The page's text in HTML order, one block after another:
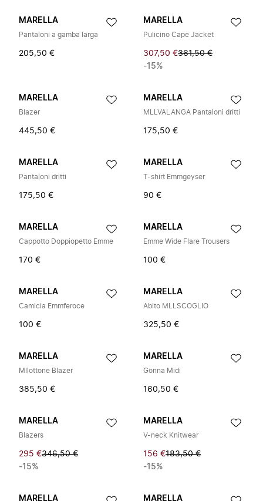
MARELLA
Pantaloni a gamba larga
205,50 €
MARELLA
Pulicino Cape Jacket
307,50 €361,50 €
-15%
MARELLA
Blazer
445,50 €
MARELLA
MLLVALANGA Pantaloni dritti
175,50 €
MARELLA
Pantaloni dritti
175,50 €
MARELLA
T-shirt Emmgeyser
90 €
MARELLA
Cappotto Doppiopetto Emme
170 €
MARELLA
Emme Wide Flare Trousers
100 €
MARELLA
Camicia Emmferoce
100 €
MARELLA
Abito MLLSCOGLIO
325,50 €
MARELLA
Mllottone Blazer
385,50 €
MARELLA
Gonna Midi
160,50 €
MARELLA
Blazers
295 €346,50 €
-15%
MARELLA
V-neck Knitwear
156 €183,50 €
-15%
MARELLA MARELLA